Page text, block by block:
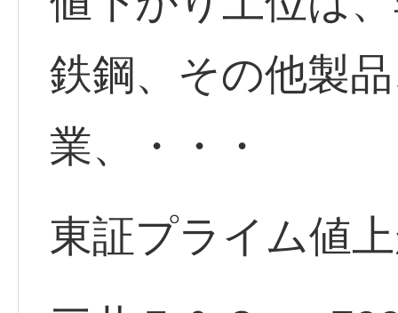
鉄鋼、その他製
業、・・・
東証プライム値